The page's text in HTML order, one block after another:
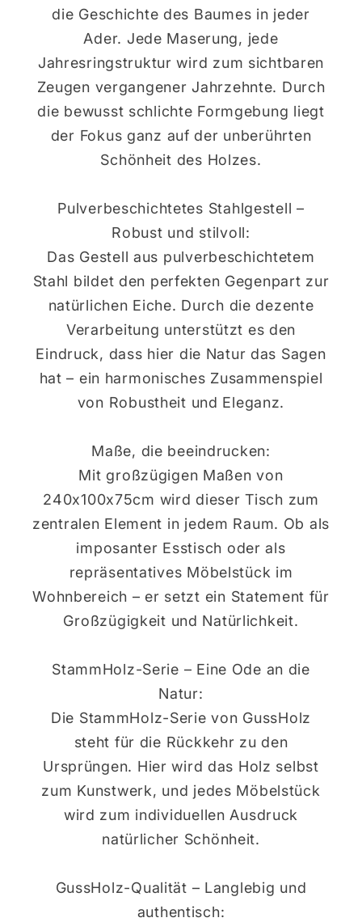
die Geschichte des Baumes in jeder
Ader. Jede Maserung, jede
Jahresringstruktur wird zum sichtbaren
Zeugen vergangener Jahrzehnte. Durch
die bewusst schlichte Formgebung liegt
der Fokus ganz auf der unberührten
Schönheit des Holzes.
Pulverbeschichtetes Stahlgestell –
Robust und stilvoll:
Das Gestell aus pulverbeschichtetem
Stahl bildet den perfekten Gegenpart zur
natürlichen Eiche. Durch die dezente
Verarbeitung unterstützt es den
Eindruck, dass hier die Natur das Sagen
hat – ein harmonisches Zusammenspiel
von Robustheit und Eleganz.
Maße, die beeindrucken:
Mit großzügigen Maßen von
240x100x75cm wird dieser Tisch zum
zentralen Element in jedem Raum. Ob als
imposanter Esstisch oder als
repräsentatives Möbelstück im
Wohnbereich – er setzt ein Statement für
Großzügigkeit und Natürlichkeit.
StammHolz-Serie – Eine Ode an die
Natur:
Die StammHolz-Serie von GussHolz
steht für die Rückkehr zu den
Ursprüngen. Hier wird das Holz selbst
zum Kunstwerk, und jedes Möbelstück
wird zum individuellen Ausdruck
natürlicher Schönheit.
GussHolz-Qualität – Langlebig und
authentisch: